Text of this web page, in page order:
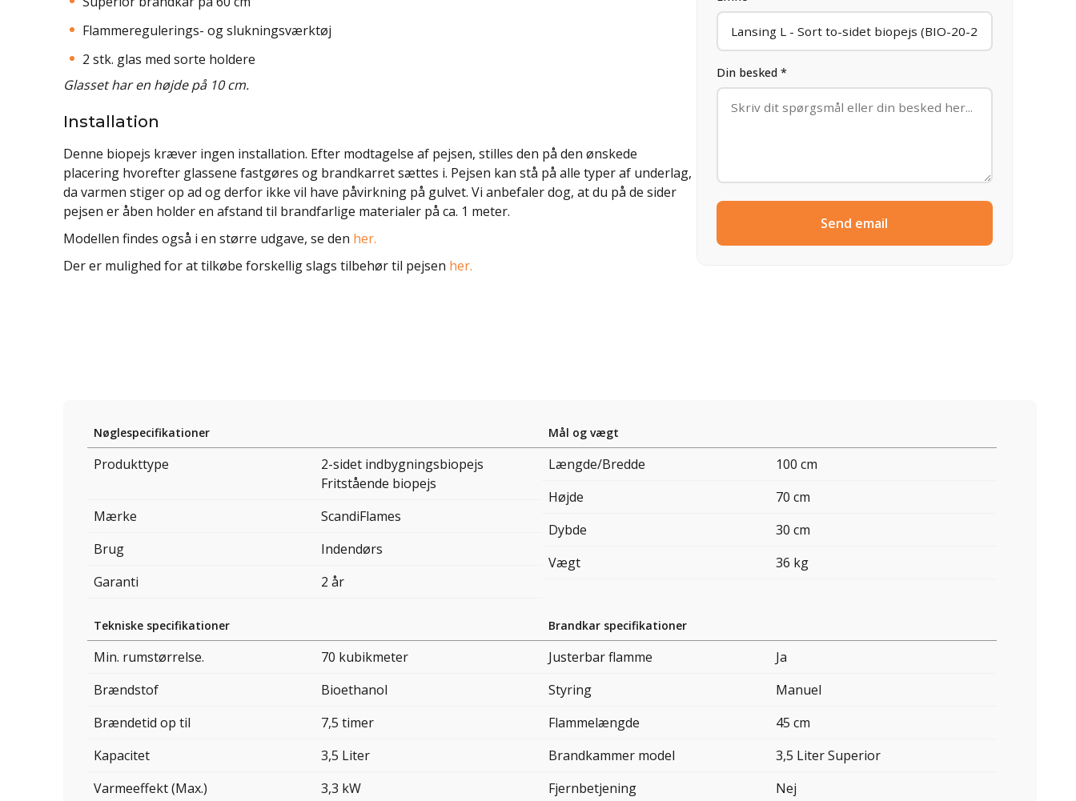
Flammeregulerings- og slukningsværktøj
2 stk. glas med sorte holdere
Glasset har en højde på 10 cm.
Installation
Denne biopejs kræver ingen installation. Efter modtagelse af pejsen, stilles den på den ønskede
placering hvorefter glassene fastgøres og brandkarret sættes i. Pejsen kan stå på alle typer af underlag,
da varmen stiger op ad og derfor ikke vil have påvirkning på gulvet. Vi anbefaler dog, at du på de sider
pejsen er åben holder en afstand til brandfarlige materialer på ca. 1 meter.
Modellen findes også i en større udgave, se den her.
Der er mulighed for at tilkøbe forskellig slags tilbehør til pejsen her.
Din besked *
Send email
Nøglespecifikationer
Produkttype
2-sidet indbygningsbiopejs
Fritstående biopejs
Mærke
ScandiFlames
Brug
Indendørs
Garanti
2 år
Mål og vægt
Længde/Bredde
100 cm
Højde
70 cm
Dybde
30 cm
Vægt
36 kg
Tekniske specifikationer
Min. rumstørrelse.
70 kubikmeter
Brændstof
Bioethanol
Brændetid op til
7,5 timer
Kapacitet
3,5 Liter
Varmeeffekt (Max.)
3,3 kW
Brandkar specifikationer
Justerbar flamme
Ja
Styring
Manuel
Flammelængde
45 cm
Brandkammer model
3,5 Liter Superior
Fjernbetjening
Nej